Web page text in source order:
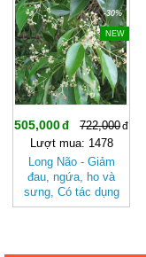
-30%
NEW
505,000
722,000
Lượt mua: 1478
Long Não - Giảm
đau, ngứa, ho và
sưng, Có tác dụng
tốt khi hỗ trợ bệnh